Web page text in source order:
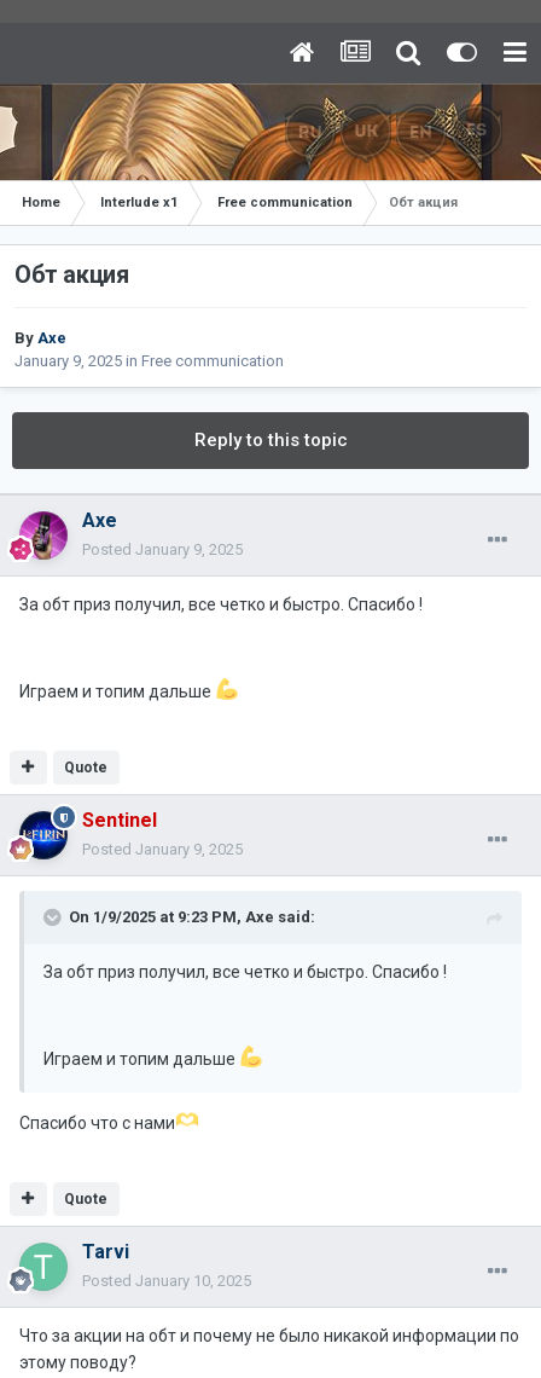
Home Interlude x1 Free communication Обт акция
Обт акция
By Axe
January 9, 2025 in Free communication
Reply to this topic
Axe
Posted January 9, 2025
За обт приз получил, все четко и быстро. Спасибо !
Играем и топим дальше
Quote
Sentinel
Posted January 9, 2025
On 1/9/2025 at 9:23 PM, Axe said:
За обт приз получил, все четко и быстро. Спасибо !
Играем и топим дальше
Спасибо что с нами
Quote
Tarvi
Posted January 10, 2025
Что за акции на обт и почему не было никакой информации по
этому поводу?